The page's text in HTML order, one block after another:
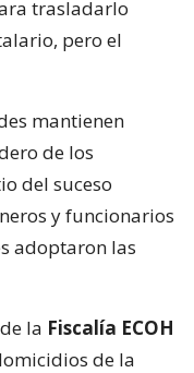
trasladarlo
pero el
mantienen
de los
del suceso
y funcionarios
adoptaron las
la Fiscalía ECOH
de la